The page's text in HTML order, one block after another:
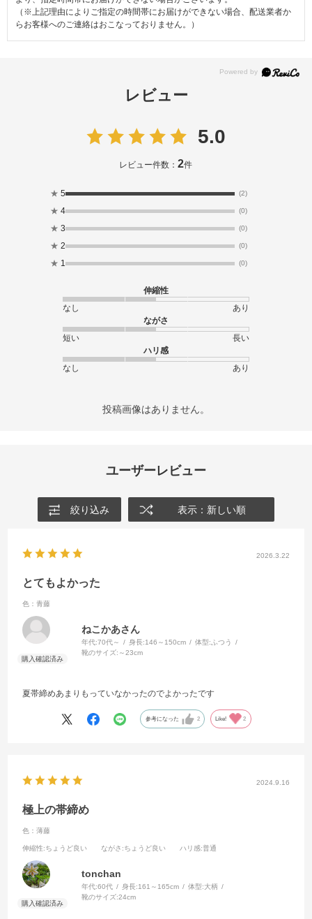
（※上記理由によりご指定の時間帯にお届けができない場合、配送業者か
らお客様へのご連絡はおこなっておりません。）
レビュー
5.0
レビュー件数：2件
★ 5 (2)
★ 4 (0)
★ 3 (0)
★ 2 (0)
★ 1 (0)
伸縮性
なし
あり
ながさ
短い
長い
ハリ感
なし
あり
投稿画像はありません。
ユーザーレビュー
絞り込み 表示：新しい順
2026.3.22
とてもよかった
色：青藤
ねこかあさん
年代:70代～ 身長:146～150cm 体型:ふつう
靴のサイズ: ～23cm
夏帯締めあまりもっていなかったのでよかったです
参考になった 2 Like! 2
2024.9.16
極上の帯締め
色：薄藤
伸縮性:ちょうど良い ながさ :ちょうど良い ハリ感:普通
tonchan
年代:60代 身長:161～165cm 体型:大柄
靴のサイズ:24cm